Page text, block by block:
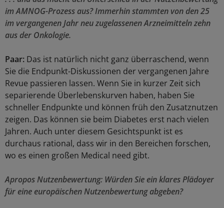
im AMNOG-Prozess aus? Immerhin stammten von den 25
im vergangenen Jahr neu zugelassenen Arzneimitteln zehn
aus der Onkologie.
Paar: Das ist natürlich nicht ganz überraschend, wenn
Sie die Endpunkt-Diskussionen der vergangenen Jahre
Revue passieren lassen. Wenn Sie in kurzer Zeit sich
separierende Überlebenskurven haben, haben Sie
schneller Endpunkte und können früh den Zusatznutzen
zeigen. Das können sie beim Diabetes erst nach vielen
Jahren. Auch unter diesem Gesichtspunkt ist es
durchaus rational, dass wir in den Bereichen forschen,
wo es einen großen Medical need gibt.
Apropos Nutzenbewertung: Würden Sie ein klares Plädoyer
für eine europäischen Nutzenbewertung abgeben?